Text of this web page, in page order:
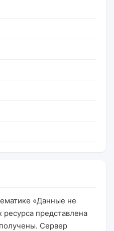
«Данные не
представлена
Сервер